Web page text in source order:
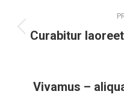
Curabitur
Vivamus –